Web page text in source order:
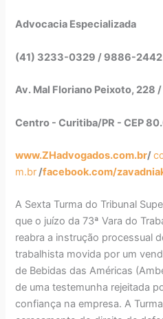
Advocacia Especializada
(41) 3233-0329 / 9886-
Av. Mal Floriano Peixoto, 228
Centro - Curitiba/PR - CEP
www.ZHadvogados.com.br/
m.br/facebook.com/
A Sexta Turma do Tribunal
que o juízo da 73ª Vara do
reabra a instrução processual
trabalhista movida por um
de Bebidas das Américas
de uma testemunha rejeitada
confiança na empresa. A